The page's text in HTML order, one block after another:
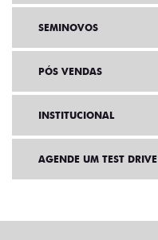
SEMINOVOS
PÓS VENDAS
INSTITUCIONAL
AGENDE UM TEST DRIVE